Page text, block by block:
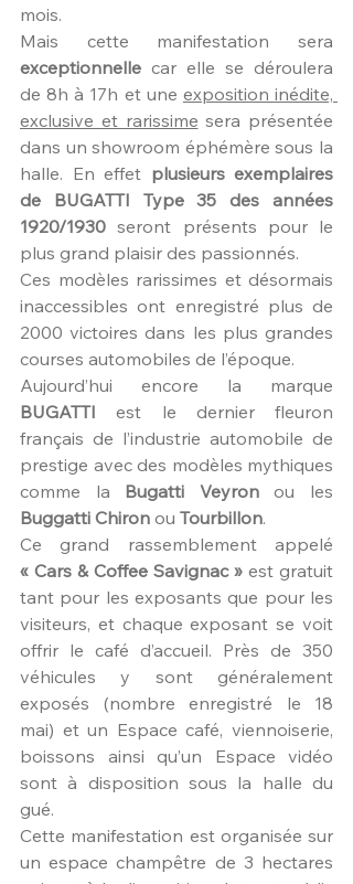
mois.
exceptionnelle car elle se déroulera
de 8h à 17h et une exposition inédite,
exclusive et rarissime sera présentée
dans un showroom éphémère sous la
halle. En effet plusieurs exemplaires
de BUGATTI Type 35 des années
1920/1930 seront présents pour le
plus grand plaisir des passionnés.
Ces modèles rarissimes et désormais
inaccessibles ont enregistré plus de
2000 victoires dans les plus grandes
courses automobiles de l’époque.
BUGATTI est le dernier fleuron
français de l’industrie automobile de
prestige avec des modèles mythiques
comme la Bugatti Veyron
Buggatti Chiron ou Tourbillon.
« Cars & Coffee Savignac » est gratuit
tant pour les exposants que pour les
visiteurs, et chaque exposant se voit
offrir le café d’accueil. Près de 350
véhicules y sont généralement
exposés (nombre enregistré le 18
mai) et un Espace café, viennoiserie,
boissons ainsi qu’un Espace vidéo
sont à disposition sous la halle du
gué.
Cette manifestation est organisée sur
un espace champêtre de 3 hectares